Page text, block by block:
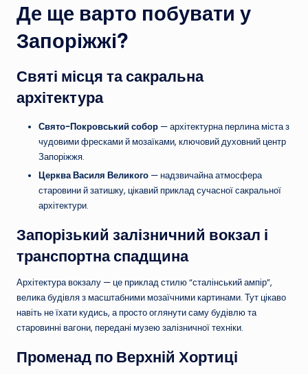
Де ще варто побувати у
Запоріжжі?
Святі місця та сакральна
архітектура
Свято-Покровський собор — архітектурна перлина міста з
чудовими фресками й мозаїками, ключовий духовний центр
Запоріжжя.
Церква Василя Великого — надзвичайна атмосфера
старовини й затишку, цікавий приклад сучасної сакральної
архітектури.
Запорізький залізничний вокзал і
транспортна спадщина
Архітектура вокзалу — це приклад стилю “сталінський ампір”,
велика будівля з масштабними мозаїчними картинами. Тут цікаво
навіть не їхати кудись, а просто оглянути саму будівлю та
старовинні вагони, передані музею залізничної техніки.
Променад по Верхній Хортиці